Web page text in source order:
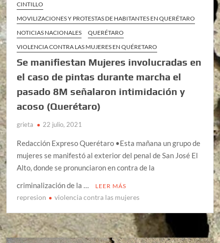
CINTILLO
MOVILIZACIONES Y PROTESTAS DE HABITANTES EN QUERÉTARO
NOTICIAS NACIONALES
QUERÉTARO
VIOLENCIA CONTRA LAS MUJERES EN QUÉRETARO
Se manifiestan Mujeres involucradas en
el caso de pintas durante marcha el
pasado 8M señalaron intimidación y
acoso (Querétaro)
grieta 22 julio, 2021
Redacción Expreso Querétaro •Esta mañana un grupo de
mujeres se manifestó al exterior del penal de San José El
Alto, donde se pronunciaron en contra de la
criminalización de la …
LEER MÁS
represion violencia contra las mujeres